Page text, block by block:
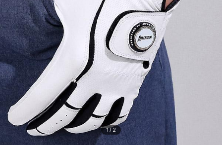
1/ 2